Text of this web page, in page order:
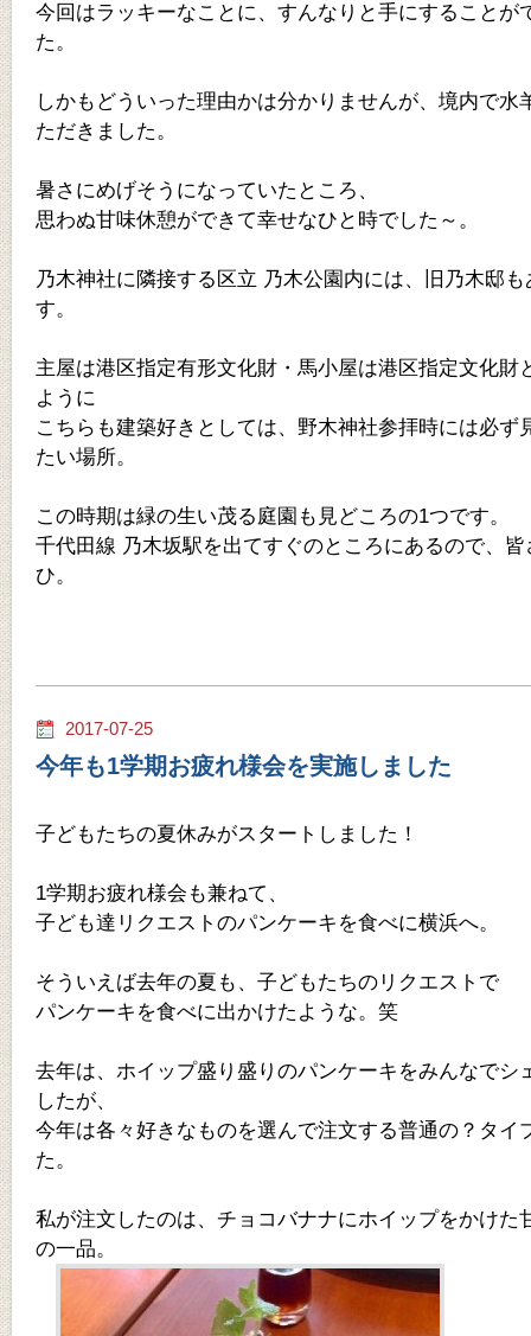
今回はラッキーなことに、すんなりと手にすることが
た。
しかもどういった理由かは分かりませんが、境内で水
ただきました。
暑さにめげそうになっていたところ、
思わぬ甘味休憩ができて幸せなひと時でした～。
乃木神社に隣接する区立 乃木公園内には、旧乃木邸も
す。
主屋は港区指定有形文化財・馬小屋は港区指定文化財
ように
こちらも建築好きとしては、野木神社参拝時には必ず
たい場所。
この時期は緑の生い茂る庭園も見どころの1つです。
千代田線 乃木坂駅を出てすぐのところにあるので、皆
ひ。
2017-07-25
今年も1学期お疲れ様会を実施しました
子どもたちの夏休みがスタートしました！
1学期お疲れ様会も兼ねて、
子ども達リクエストのパンケーキを食べに横浜へ。
そういえば去年の夏も、子どもたちのリクエストで
パンケーキを食べに出かけたような。笑
去年は、ホイップ盛り盛りのパンケーキをみんなでシ
したが、
今年は各々好きなものを選んで注文する普通の？タイ
た。
私が注文したのは、チョコバナナにホイップをかけた
の一品。